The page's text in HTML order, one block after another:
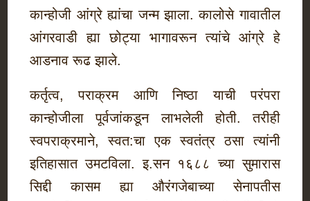
कान्होजी आंग्रे ह्यांचा जन्म झाला. कालोसे गावातील
आंगरवाडी ह्या छोट्या भागावरून त्यांचे आंग्रे हे
आडनाव रूढ झाले.
कर्तृत्व, पराक्रम आणि निष्ठा याची परंपरा
कान्होजीला पूर्वजांकडून लाभलेली होती. तरीही
स्वपराक्रमाने, स्वत:चा एक स्वतंत्र ठसा त्यांनी
इतिहासात उमटविला. इ.सन १६८८ च्या सुमारास
सिद्दी कासम ह्या औरंगजेबाच्या सेनापतीस